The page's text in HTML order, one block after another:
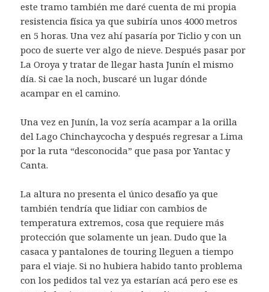
este tramo también me daré cuenta de mi propia
resistencia física ya que subiría unos 4000 metros
en 5 horas. Una vez ahí pasaría por Ticlio y con un
poco de suerte ver algo de nieve. Después pasar por
La Oroya y tratar de llegar hasta Junín el mismo
día. Si cae la noch, buscaré un lugar dónde
acampar en el camino.
Una vez en Junín, la voz sería acampar a la orilla
del Lago Chinchaycocha y después regresar a Lima
por la ruta “desconocida” que pasa por Yantac y
Canta.
La altura no presenta el único desafío ya que
también tendría que lidiar con cambios de
temperatura extremos, cosa que requiere más
protección que solamente un jean. Dudo que la
casaca y pantalones de touring lleguen a tiempo
para el viaje. Si no hubiera habido tanto problema
con los pedidos tal vez ya estarían acá pero ese es